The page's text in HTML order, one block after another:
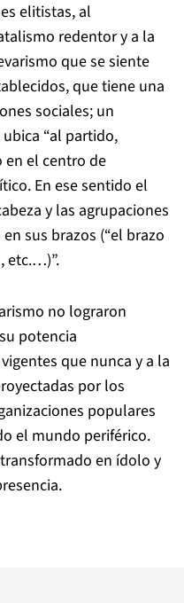
elitistas, al
redentor y a la
que se siente
que tiene una
sociales; un
“al partido,
el centro de
En ese sentido el
y las agrupaciones
sus brazos (“el brazo
etc.…)”.
no lograron
potencia
que nunca y a la
por los
populares
el mundo periférico.
en ídolo y